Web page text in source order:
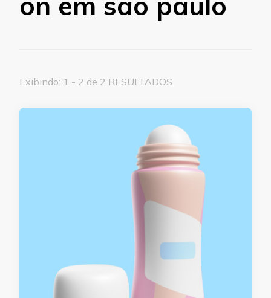
Exibindo: 1 - 2 de 2 RESULTADOS